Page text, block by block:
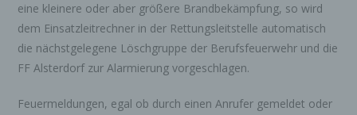
eine kleinere oder aber größere Brandbekämpfung, so wird
dem Einsatzleitrechner in der Rettungsleitstelle automatisch
die nächstgelegene Löschgruppe der Berufsfeuerwehr und die
FF Alsterdorf zur Alarmierung vorgeschlagen.
Feuermeldungen, egal ob durch einen Anrufer gemeldet oder